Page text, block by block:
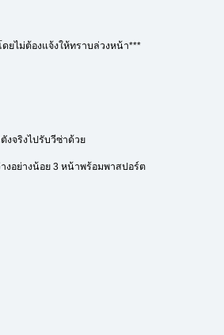
ยไม่ต้องแจ้งให้ทราบล่วงหน้า***
งจริงไปรับวีซ่าด้วย
งอย่างน้อย 3 หน้าพร้อมพาสปอร์ต